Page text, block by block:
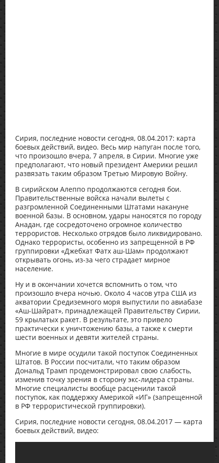
Сирия, последние новости сегодня, 08.04.2017: карта
боевых действий, видео. Весь мир напуган после того,
что произошло вчера, 7 апреля, в Сирии. Многие уже
предполагают, что новый президент Америки решил
развязать таким образом Третью Мировую Войну.
В сирийском Алеппо продолжаются сегодня бои.
Правительственные войска начали вылеты с
разгромленной Соединенными Штатами накануне
военной базы. В основном, удары наносятся по городу
Анадан, где сосредоточено огромное количество
террористов. Несколько отрядов было ликвидировано.
Однако террористы, особенно из запрещенной в РФ
группировки «Джебхат Фатх аш-Шам» продолжают
открывать огонь, из-за чего страдает мирное
население.
Ну и в окончании хочется вспомнить о том, что
произошло вчера ночью. Около 4 часов утра США из
акватории Средиземного моря выпустили по авиабазе
«Аш-Шайрат», принадлежащей Правительству Сирии,
59 крылатых ракет. В результате, это привело
практически к уничтожению базы, а также к смерти
шести военных и девяти жителей страны.
Многие в мире осудили такой поступок Соединенных
Штатов. В России посчитали, что таким образом
Дональд Трамп продемонстрировал свою слабость,
изменив точку зрения в сторону экс-лидера страны.
Многие специалисты вообще расценили такой
поступок, как поддержку Америкой «ИГ» (запрещенной
в РФ террористической группировки).
Сирия, последние новости сегодня, 08.04.2017 — карта
боевых действий, видео: